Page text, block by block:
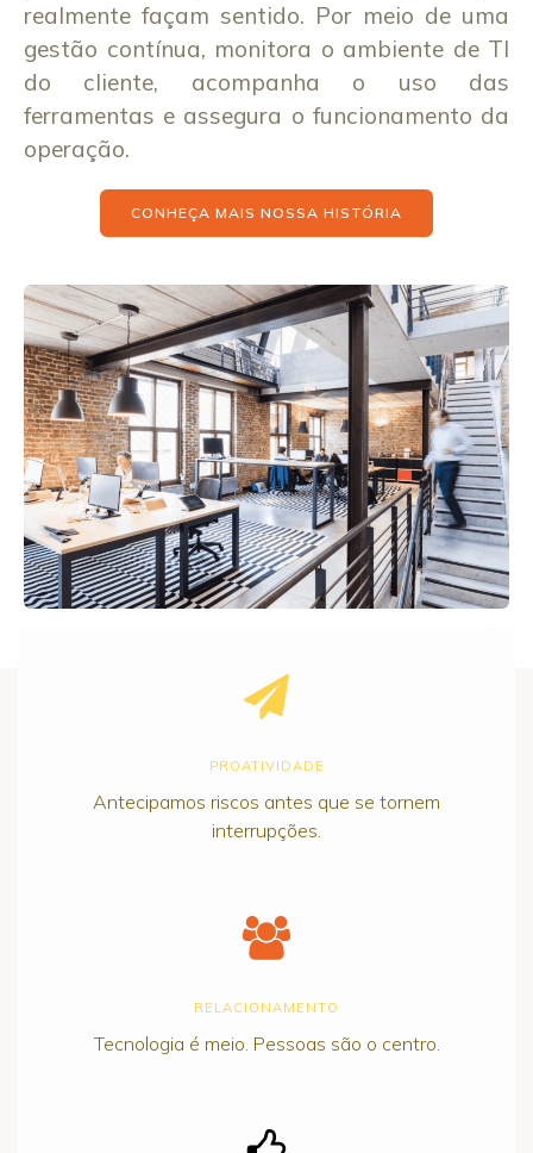
realmente façam sentido. Por meio de uma
gestão contínua, monitora o ambiente de TI
do cliente, acompanha o uso das
ferramentas e assegura o funcionamento da
operação.
CONHEÇA MAIS NOSSA HISTÓRIA
PROATIVIDADE
Antecipamos riscos antes que se tornem
interrupções.
RELACIONAMENTO
Tecnologia é meio. Pessoas são o centro.